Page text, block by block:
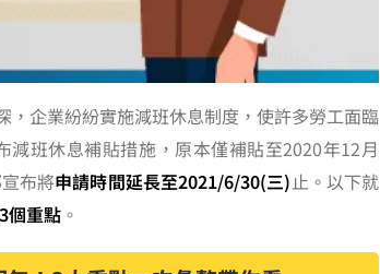
企業紛紛實施減班休息制度，使許多勞工面臨
班休息補貼措施，原本僅補貼至2020年12月
布將申請時間延長至2021/6/30(三)止。以下就
個重點 。